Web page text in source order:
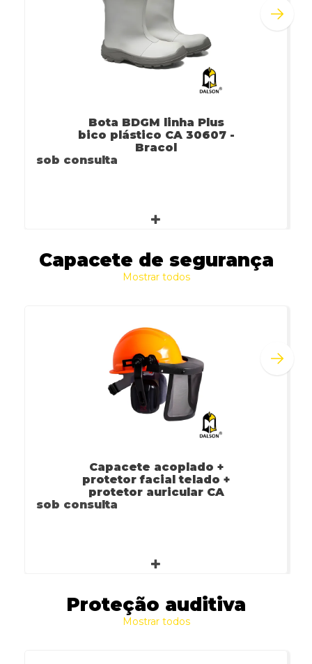
Bota BDGM linha Plus
bico plástico CA 30607 -
Bracol
sob consulta
Capacete de segurança
Mostrar todos
Capacete acoplado +
protetor facial telado +
protetor auricular CA
sob consulta
Proteção auditiva
Mostrar todos